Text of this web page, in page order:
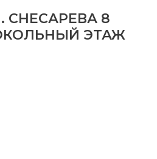
СНЕСАРЕВА 8
ЭТАЖ